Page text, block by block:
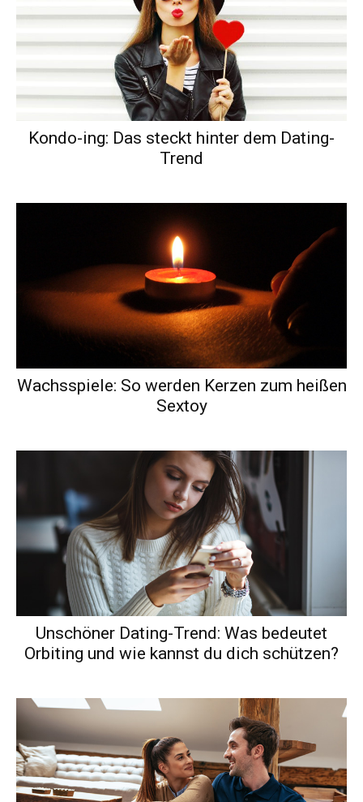
Kondo-ing: Das steckt hinter dem Dating-
Trend
Wachsspiele: So werden Kerzen zum heißen
Sextoy
Unschöner Dating-Trend: Was bedeutet
Orbiting und wie kannst du dich schützen?